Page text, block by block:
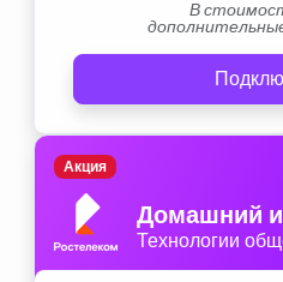
В
Домашний
Технологии
Акция